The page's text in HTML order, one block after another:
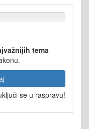
tema
se u raspravu!